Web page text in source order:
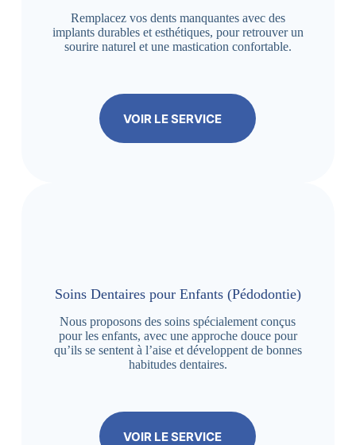
Remplacez vos dents manquantes avec des
implants durables et esthétiques, pour retrouver un
sourire naturel et une mastication confortable.
VOIR LE SERVICE
Soins Dentaires pour Enfants (Pédodontie)
Nous proposons des soins spécialement conçus
pour les enfants, avec une approche douce pour
qu’ils se sentent à l’aise et développent de bonnes
habitudes dentaires.
VOIR LE SERVICE